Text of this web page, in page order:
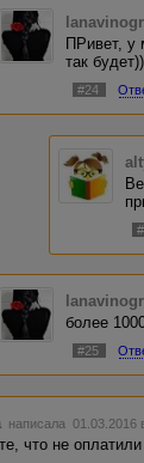
ПРивет, у
так будет))
#24
более
#25
написала 01.03.2016
что не